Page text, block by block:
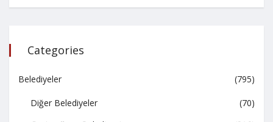
Categories
Belediyeler (795)
Diğer Belediyeler
(70)